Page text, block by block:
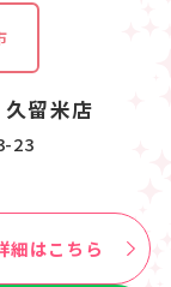
留米店
23
細はこちら